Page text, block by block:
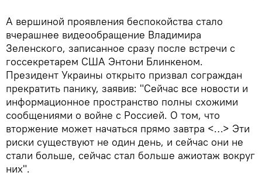
А вершиной проявления беспокойства стало
вчерашнее видеообращение Владимира
Зеленского, записанное сразу после встречи с
госсекретарем США Энтони Блинкеном.
Президент Украины открыто призвал сограждан
прекратить панику, заявив: "Сейчас все новости и
информационное пространство полны схожими
сообщениями о войне с Россией. О том, что
вторжение может начаться прямо завтра <…> Эти
риски существуют не один день, и сейчас они не
стали больше, сейчас стал больше ажиотаж вокруг
них".